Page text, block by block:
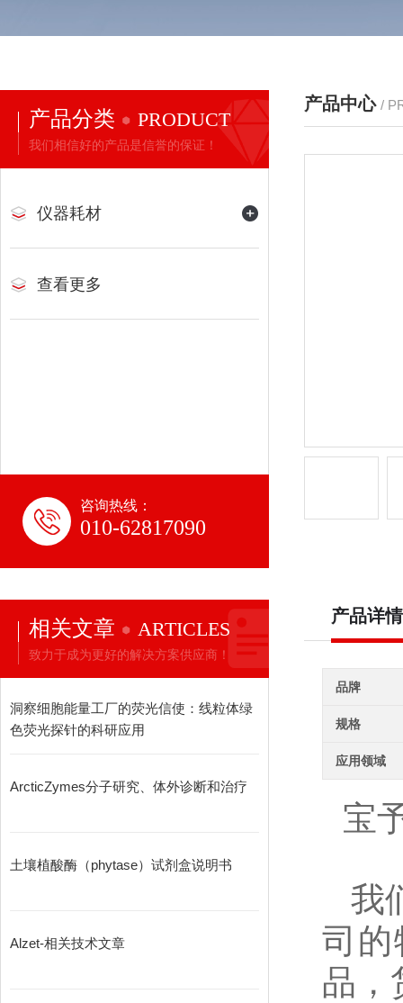
产品分类 PRODUCT
我们相信好的产品是信誉的保证！
仪器耗材
查看更多
咨询热线：
010-62817090
相关文章 ARTICLES
致力于成为更好的解决方案供应商！
洞察细胞能量工厂的荧光信使：线粒体绿
色荧光探针的科研应用
ArcticZymes分子研究、体外诊断和治疗
土壤植酸酶（phytase）试剂盒说明书
Alzet-相关技术文章
产品中心 /
产品详情
品牌
规格
应用领域
宝
我
司的
品，